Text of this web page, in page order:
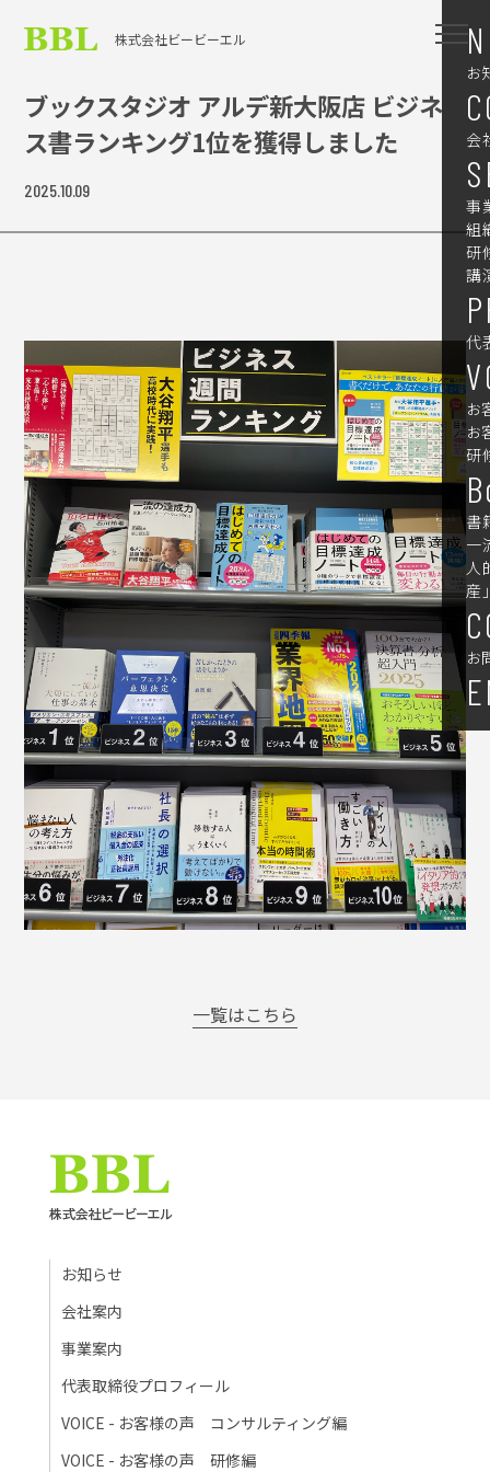
株式会社ビービーエル
お
会
事
組
研
講
代
お
お
研
書
一
人
産」
お
ブックスタジオ アルデ新大阪店 ビジネ
ス書ランキング1位を獲得しました
2025.10.09
一覧はこちら
お知らせ
会社案内
事業案内
代表取締役プロフィール
VOICE - お客様の声 コンサルティング編
VOICE - お客様の声 研修編